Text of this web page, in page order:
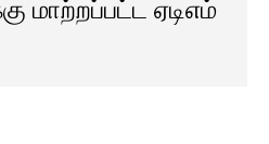
மாற்றப்பட்ட ஏடிஎம்